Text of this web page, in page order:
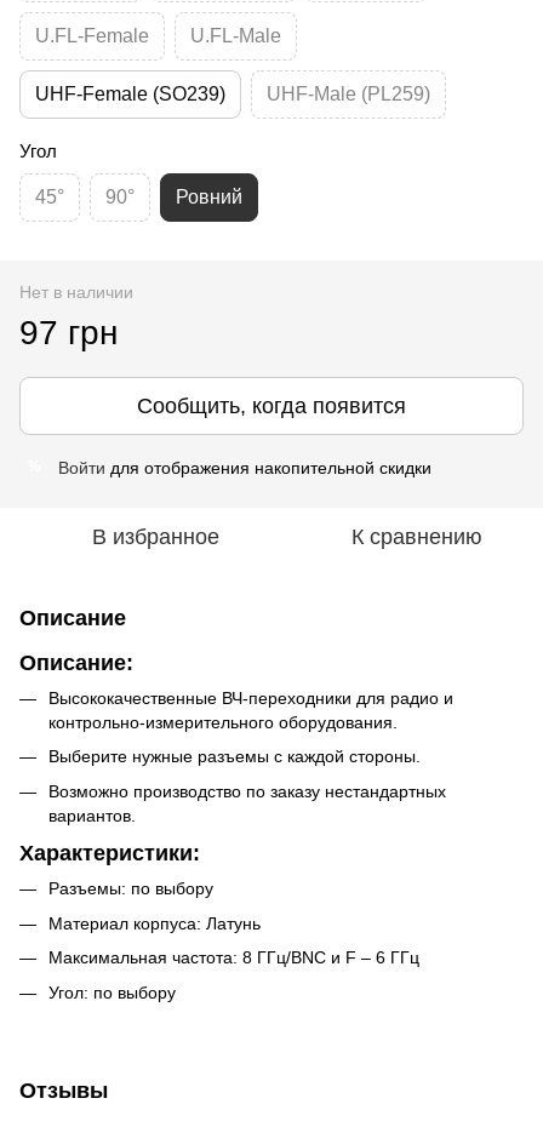
U.FL-Female U.FL-Male
UHF-Female (SO239) UHF-Male (PL259)
Угол
45° 90° Ровний
Нет в наличии
97 грн
Сообщить, когда появится
Войти для отображения накопительной скидки
В избранное К сравнению
Описание
Описание:
Высококачественные ВЧ-переходники для радио и
контрольно-измерительного оборудования.
Выберите нужные разъемы с каждой стороны.
Возможно производство по заказу нестандартных
вариантов.
Характеристики:
Разъемы: по выбору
Материал корпуса: Латунь
Максимальная частота: 8 ГГц/BNC и F – 6 ГГц
Угол: по выбору
Отзывы